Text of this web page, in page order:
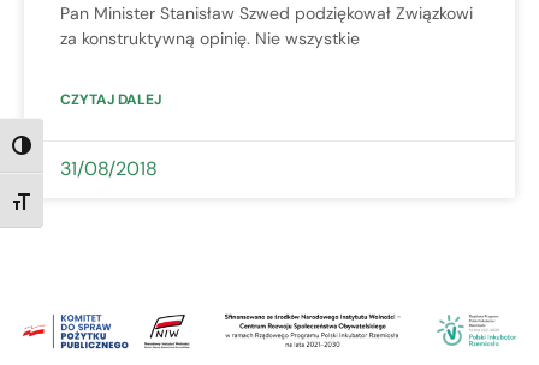
TOGGLE HIGH CONTRAST
TOGGLE FONT SIZE
Pan Minister Stanisław Szwed podziękował Związkowi
za konstruktywną opinię. Nie wszystkie
CZYTAJ DALEJ
31/08/2018